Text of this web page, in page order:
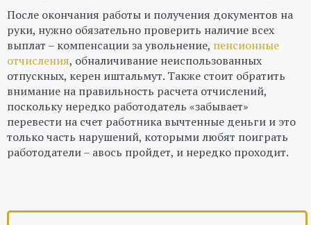
После окончания работы и получения документов на
руки, нужно обязательно проверить наличие всех
выплат – компенсации за увольнение, пенсионные
отчисления, обналичивание неиспользованных
отпускных, керен иштальмут. Также стоит обратить
внимание на правильность расчета отчислений,
поскольку нередко работодатель «забывает»
перевести на счет работника вычтенные деньги и это
только часть нарушений, которыми любят поиграть
работодатели – авось пройдет, и нередко проходит.